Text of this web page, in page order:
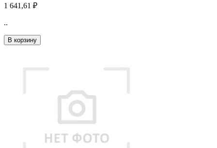
1 641,61 ₽
..
В корзину